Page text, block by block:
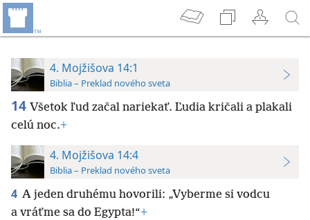
4. Mojžišova 14:1
Biblia – Preklad nového sveta
14 Všetok ľud začal nariekať. Ľudia kričali a plakali
celú noc.+
4. Mojžišova 14:4
Biblia – Preklad nového sveta
4 A jeden druhému hovorili: „Vyberme si vodcu
a vráťme sa do Egypta!“+